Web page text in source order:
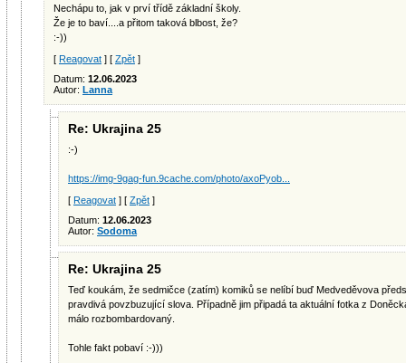
Nechápu to, jak v prví třídě základní školy.
Že je to baví....a přitom taková blbost, že?
:-))
[ Reagovat ] [ Zpět ]
Datum: 12.06.2023
Autor: Lanna
Re: Ukrajina 25
:-)
https://img-9gag-fun.9cache.com/photo/axoPyob...
[ Reagovat ] [ Zpět ]
Datum: 12.06.2023
Autor: Sodoma
Re: Ukrajina 25
Teď koukám, že sedmičce (zatím) komiků se nelíbí buď Medveděvova
pravdivá povzbuzující slova. Případně jim připadá ta aktuální fotka z
málo rozbombardovaný.
Tohle fakt pobaví :-)))